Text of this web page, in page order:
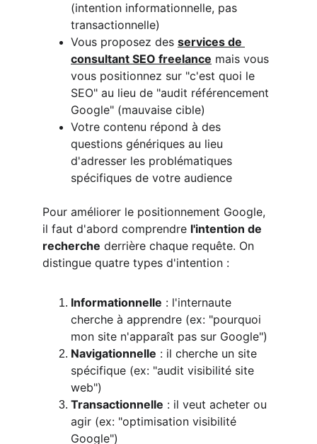
(intention informationnelle, pas
transactionnelle)
Vous proposez des services de
consultant SEO freelance mais vous
vous positionnez sur "c'est quoi le
SEO" au lieu de "audit référencement
Google" (mauvaise cible)
Votre contenu répond à des
questions génériques au lieu
d'adresser les problématiques
spécifiques de votre audience
Pour améliorer le positionnement Google,
il faut d'abord comprendre l'intention de
recherche derrière chaque requête. On
distingue quatre types d'intention :
Informationnelle : l'internaute
cherche à apprendre (ex: "pourquoi
mon site n'apparaît pas sur Google")
Navigationnelle : il cherche un site
spécifique (ex: "audit visibilité site
web")
Transactionnelle : il veut acheter ou
agir (ex: "optimisation visibilité
Google")